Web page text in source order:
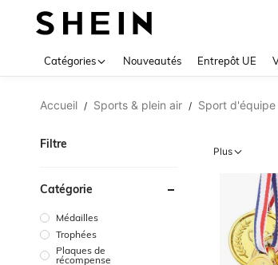
Catégories Nouveautés Entrepôt UE
Accueil / Sports & plein air / Sport d'équipe
Filtre
Catégorie
Médailles
Trophées
Plaques de
récompense
Plus